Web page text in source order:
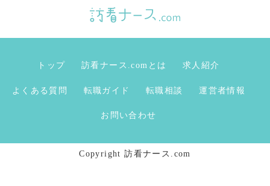
トップ 訪看ナース.comとは 求人紹介
よくある質問 転職ガイド 転職相談 運営者情報
お問い合わせ
Copyright 訪看ナース.com